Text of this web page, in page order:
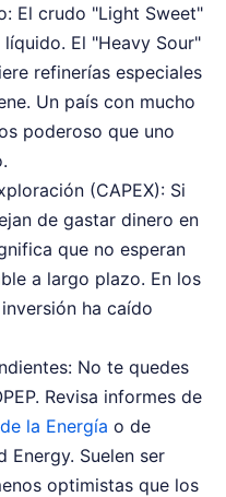
El crudo "Light Sweet"
El "Heavy Sour"
refinerías especiales
Un país con mucho
poderoso que uno
(CAPEX): Si
de gastar dinero en
que no esperan
a largo plazo. En los
ha caído
No te quedes
Revisa informes de
la Energía o de
Energy. Suelen ser
optimistas que los